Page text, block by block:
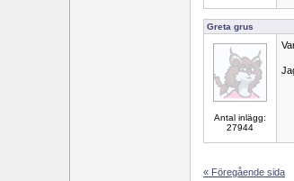
Greta grus
Antal inlägg:
27944
« Föregående sida